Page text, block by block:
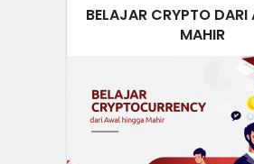
BELAJAR CRYPTO DARI
MAHIR